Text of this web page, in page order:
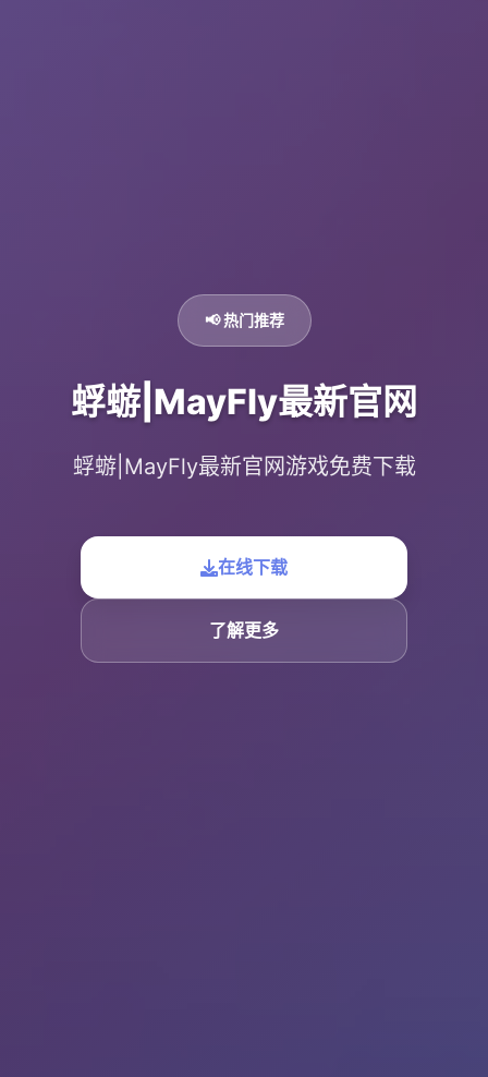
📢 热门推荐
蜉蝣|MayFly最新官网
蜉蝣|MayFly最新官网游戏免费下载
在线下载
了解更多